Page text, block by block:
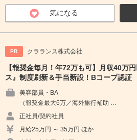
気になる
PR クラランス株式会社
【報奨金毎月！年72万も可】月収40万
ス』制度刷新＆手当新設！Bコープ認証
美容部員・BA
（報奨金最大6万／海外旅行補助 …
正社員/契約社員
月給25万円 ～ 35万円 ほか